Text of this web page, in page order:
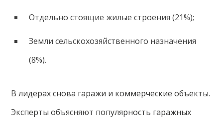
Отдельно стоящие жилые строения (21%);
Земли сельскохозяйственного назначения
(8%).
В лидерах снова гаражи и коммерческие объекты.
Эксперты объясняют популярность гаражных